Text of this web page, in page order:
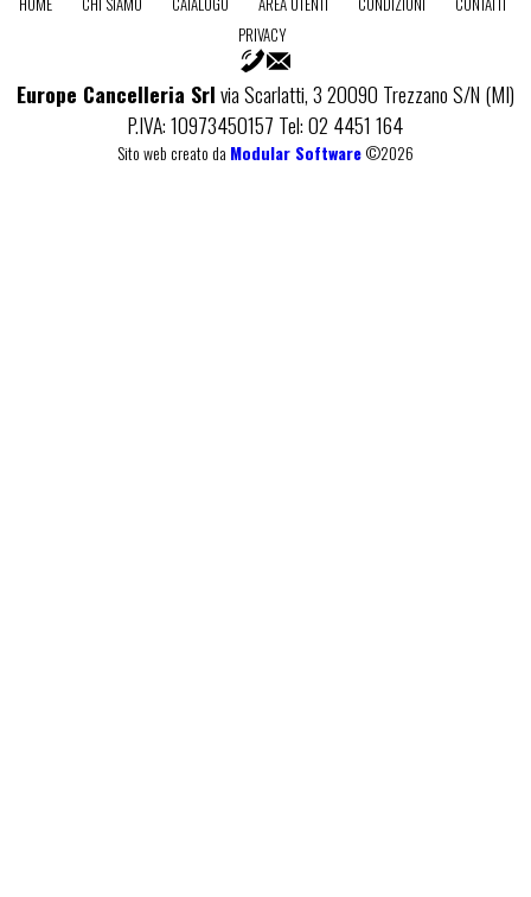
19-SCRITTURA E CORREZIONE
PRIVACY
Europe Cancelleria Srlvia Scarlatti, 3 20090 Trezzano S/N (MI)
P.IVA: 10973450157 Tel: 02 4451 164
Sito web creato da Modular Software©2026